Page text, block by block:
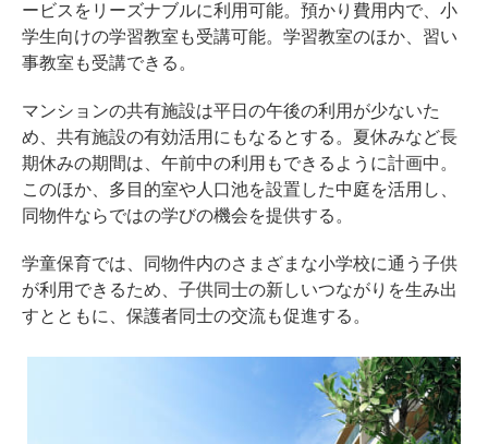
ービスをリーズナブルに利用可能。預かり費用内で、小
学生向けの学習教室も受講可能。学習教室のほか、習い
事教室も受講できる。
マンションの共有施設は平日の午後の利用が少ないた
め、共有施設の有効活用にもなるとする。夏休みなど長
期休みの期間は、午前中の利用もできるように計画中。
このほか、多目的室や人口池を設置した中庭を活用し、
同物件ならではの学びの機会を提供する。
学童保育では、同物件内のさまざまな小学校に通う子供
が利用できるため、子供同士の新しいつながりを生み出
すとともに、保護者同士の交流も促進する。